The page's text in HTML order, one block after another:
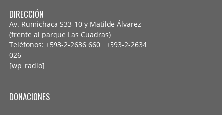
DIRECCIÓN
Av. Rumichaca S33-10 y Matilde Álvarez
(frente al parque Las Cuadras)
Teléfonos: +593-2-2636 660 +593-2-2634
026
[wp_radio]
DONACIONES